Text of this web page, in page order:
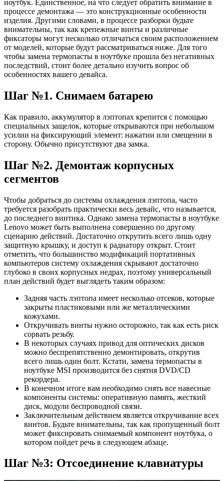
ноутбук. Единственное, на что следует обратить внимание в
процессе демонтажа — это конструкционные особенности
изделия. Другими словами, в процессе разборки будьте
внимательны, так как крепежные винты и различные
фиксаторы могут несколько отличаться своим расположением
от моделей, которые будут рассматриваться ниже. Для того
чтобы замена термопасты в ноутбуке прошла без негативных
последствий, стоит более детально изучить вопрос об
особенностях вашего девайса.
Шаг №1. Снимаем батарею
Как правило, аккумулятор в лэптопах крепится с помощью
специальных защелок, которые открываются при небольшом
усилии на фиксирующий элемент: нажатии или смещении в
сторону. Обычно присутствуют два замка.
Шаг №2. Демонтаж корпусных
сегментов
Чтобы добраться до системы охлаждения лэптопа, часто
требуется разобрать практически весь девайс, что называется,
до последнего винтика. Однако замена термопасты в ноутбуке
Lenovo может быть выполнена совершенно по другому
сценарию действий. Достаточно открутить всего лишь одну
защитную крышку, и доступ к радиатору открыт. Стоит
отметить, что большинство модификаций портативных
компьютеров систему охлаждения скрывают достаточно
глубоко в своих корпусных недрах, поэтому универсальный
план действий будет выглядеть таким образом:
Задняя часть лэптопа имеет несколько отсеков, которые
закрыты пластиковыми или же металлическими
кожухами.
Откручивать винты нужно осторожно, так как есть риск
сорвать резьбу.
В некоторых случаях привод для оптических дисков
можно беспрепятственно демонтировать, открутив
всего лишь один болт. Кстати, замена термопасты в
ноутбуке MSI производится без снятия DVD/CD
рекордера.
В конечном итоге вам необходимо снять все навесные
компоненты системы: оперативную память, жесткий
диск, модули беспроводной связи.
Заключительным действием является откручивание всех
винтов. Будьте внимательны, так как пропущенный болт
может фиксировать снимаемый компонент ноутбука, о
котором пойдет речь в следующем абзаце.
Шаг №3: Отсоединение клавиатуры